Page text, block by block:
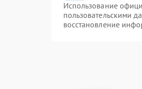
Использование
пользовательскими
восстановление